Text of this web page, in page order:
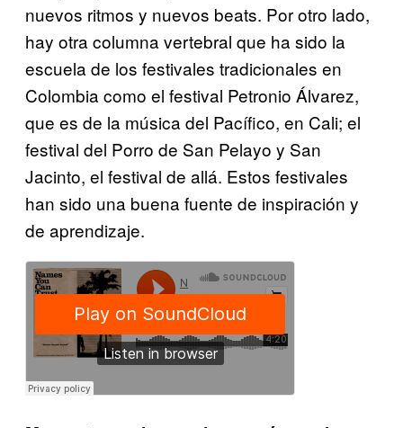
nuevos ritmos y nuevos beats. Por otro lado,
hay otra columna vertebral que ha sido la
escuela de los festivales tradicionales en
Colombia como el festival Petronio Álvarez,
que es de la música del Pacífico, en Cali; el
festival del Porro de San Pelayo y San
Jacinto, el festival de allá. Estos festivales
han sido una buena fuente de inspiración y
de aprendizaje.